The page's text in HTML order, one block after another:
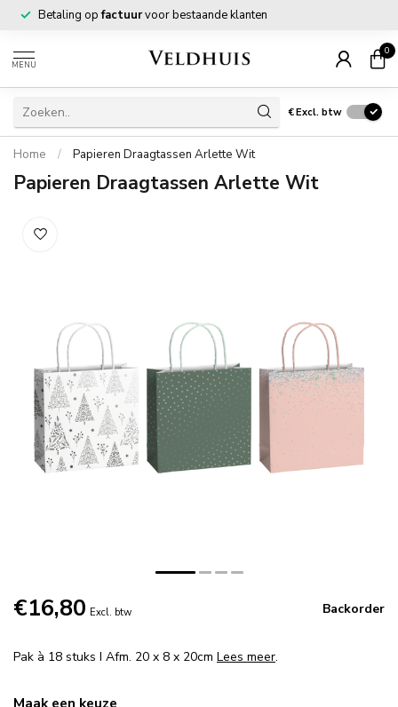
Betaling opfactuurvoor bestaande klanten
MENU
0
€Excl. btw
Home / Papieren Draagtassen Arlette Wit
Papieren Draagtassen Arlette Wit
€16,80 Excl. btw Backorder
Pak à 18 stuks I Afm. 20 x 8 x 20cm Lees meer.
Maak een keuze